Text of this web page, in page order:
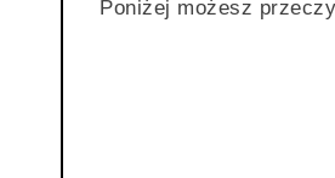
Poniżej możesz